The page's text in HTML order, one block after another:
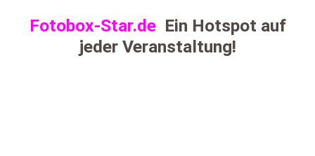
Fotobox-Star.de Ein Hotspot auf
jeder Veranstaltung!